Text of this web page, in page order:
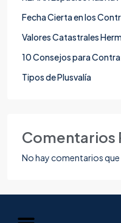
Fecha Cierta en los
Valores Catastrales
10 Consejos para
Tipos de Plusvalía
Comentarios
No hay comentarios